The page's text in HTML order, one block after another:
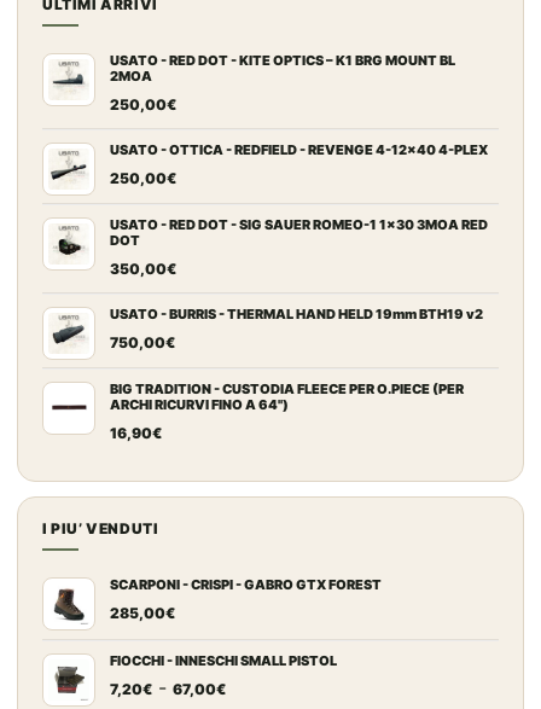
ULTIMI ARRIVI
USATO - RED DOT - KITE OPTICS – K1 BRG MOUNT BL
2MOA
250,00€
USATO - OTTICA - REDFIELD - REVENGE 4-12x40 4-PLEX
250,00€
USATO - RED DOT - SIG SAUER ROMEO-1 1x30 3MOA RED
DOT
350,00€
USATO - BURRIS - THERMAL HAND HELD 19mm BTH19 v2
750,00€
BIG TRADITION - CUSTODIA FLEECE PER O.PIECE (PER
ARCHI RICURVI FINO A 64")
16,90€
I PIU’ VENDUTI
SCARPONI - CRISPI - GABRO GTX FOREST
285,00€
FIOCCHI - INNESCHI SMALL PISTOL
7,20€ - 67,00€Fascia